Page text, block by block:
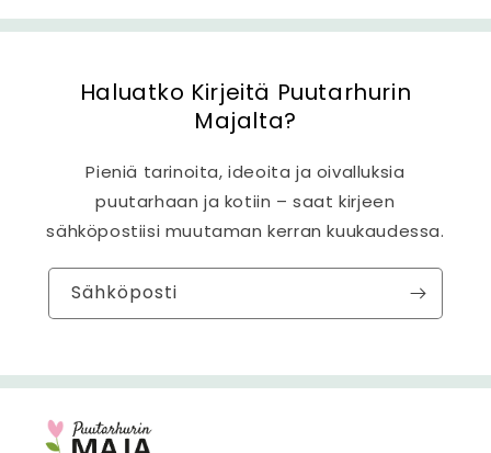
Haluatko Kirjeitä Puutarhurin
Majalta?
Pieniä tarinoita, ideoita ja oivalluksia
puutarhaan ja kotiin – saat kirjeen
sähköpostiisi muutaman kerran kuukaudessa.
Sähköposti